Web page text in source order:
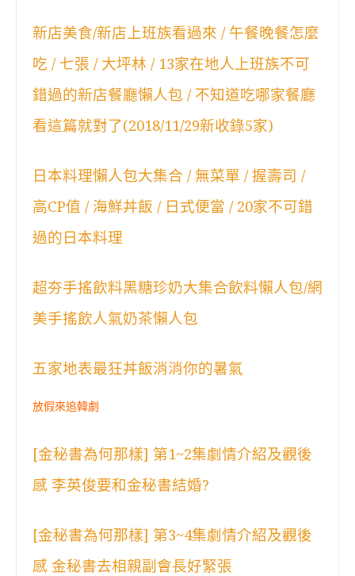
新店美食/新店上班族看過來 / 午餐晚餐怎麼
吃 / 七張 / 大坪林 / 13家在地人上班族不可
錯過的新店餐廳懶人包 / 不知道吃哪家餐廳
看這篇就對了(2018/11/29新收錄5家)
日本料理懶人包大集合 / 無菜單 / 握壽司 /
高CP值 / 海鮮丼飯 / 日式便當 / 20家不可錯
過的日本料理
超夯手搖飲料黑糖珍奶大集合飲料懶人包/網
美手搖飲人氣奶茶懶人包
五家地表最狂丼飯消消你的暑氣
放假來追韓劇
[金秘書為何那樣] 第1~2集劇情介紹及觀後
感 李英俊要和金秘書結婚?
[金秘書為何那樣] 第3~4集劇情介紹及觀後
感 金秘書去相親副會長好緊張